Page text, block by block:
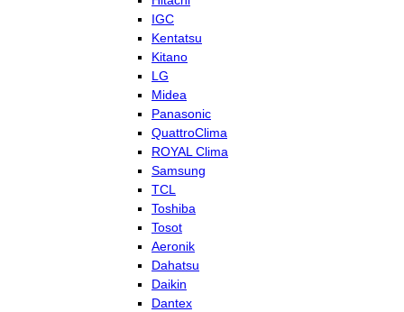
IGC
Kentatsu
Kitano
LG
Midea
Panasonic
QuattroClima
ROYAL Clima
Samsung
TCL
Toshiba
Tosot
Aeronik
Dahatsu
Daikin
Dantex